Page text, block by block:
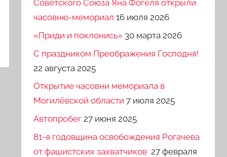
Советского Союза Яна Фогеля открыли
часовню-мемориал 16 июля 2026
«Приди и поклонись» 30 марта 2026
C праздником Преображения Господня!
22 августа 2025
Открытие часовни мемориала в
Могилёвской области 7 июля 2025
Автопробег 27 июня 2025
81-я годовщина освобождения Рогачева
от фашистских захватчиков 27 февраля